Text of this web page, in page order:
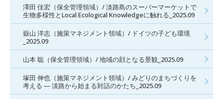
澤田 佳宏（保全管理領域）/ 淡路島のスーパーマーケットで
生物多様性とLocal Ecological Knowledgeに触れる_2025.09
嶽山 洋志（施策マネジメント領域）/ ドイツの子ども環境
_2025.09
山本 聡（保全管理領域）/ 地域の顔となる景観_2025.09
塚田 伸也（施策マネジメント領域）/ みどりのまちづくりを
考える ― 淡路から始まる対話のかたち_2025.09